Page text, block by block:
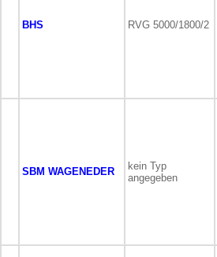
BHS RVG 5000/1800/2
SBM WAGENEDER
kein Typ
angegeben